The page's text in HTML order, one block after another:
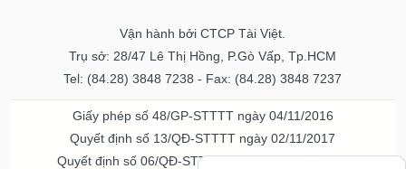
Vận hành bởi CTCP Tài Việt.
Trụ sở: 28/47 Lê Thị Hồng, P.Gò Vấp, Tp.HCM
Tel: (84.28) 3848 7238 - Fax: (84.28) 3848 7237
Giấy phép số 48/GP-STTTT ngày 04/11/2016
Quyết định số 13/QĐ-STTTT ngày 02/11/2017
Quyết định số 06/QĐ-STTTT-ICP ngày 20/07/2023